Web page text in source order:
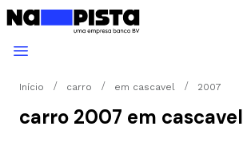
Início carro em cascavel 2007
carro 2007 em cascavel